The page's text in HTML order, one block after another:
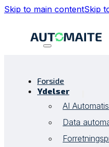
Skip to main contentSkip
Forside
Ydelser
AI
Data